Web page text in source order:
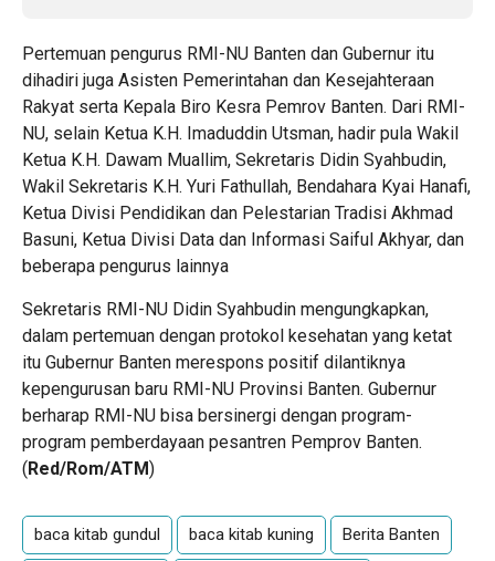
Pertemuan pengurus RMI-NU Banten dan Gubernur itu
dihadiri juga Asisten Pemerintahan dan Kesejahteraan
Rakyat serta Kepala Biro Kesra Pemrov Banten. Dari RMI-
NU, selain Ketua K.H. Imaduddin Utsman, hadir pula Wakil
Ketua K.H. Dawam Muallim, Sekretaris Didin Syahbudin,
Wakil Sekretaris K.H. Yuri Fathullah, Bendahara Kyai Hanafi,
Ketua Divisi Pendidikan dan Pelestarian Tradisi Akhmad
Basuni, Ketua Divisi Data dan Informasi Saiful Akhyar, dan
beberapa pengurus lainnya
Sekretaris RMI-NU Didin Syahbudin mengungkapkan,
dalam pertemuan dengan protokol kesehatan yang ketat
itu Gubernur Banten merespons positif dilantiknya
kepengurusan baru RMI-NU Provinsi Banten. Gubernur
berharap RMI-NU bisa bersinergi dengan program-
program pemberdayaan pesantren Pemprov Banten.
(Red/Rom/ATM)
baca kitab gundul baca kitab kuning Berita Banten